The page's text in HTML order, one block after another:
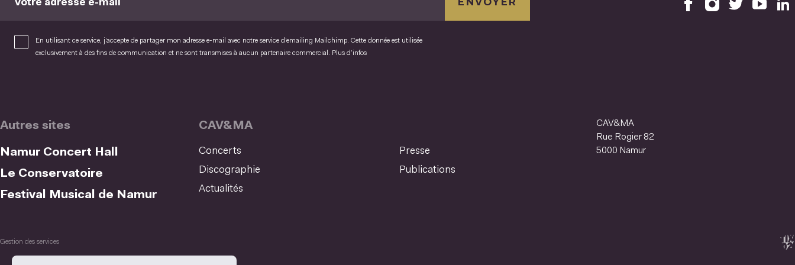
Votre adresse e-mail
En utilisant ce service, j’accepte de partager mon adresse e-mail avec notre service d’emailing Mailchimp. Cette donnée est utilisée
exclusivement à des fins de communication et ne sont transmises à aucun partenaire commercial. Plus d’infos
ENVOYER
Autres sites
Namur Concert Hall
Le Conservatoire
Festival Musical de Namur
CAV&MA
Concerts
Presse
Discographie
Publications
Actualités
CAV&MA
Rue Rogier 82
5000 Namur
Gestion des services